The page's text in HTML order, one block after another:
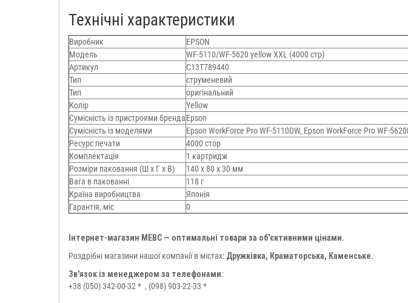
Технічні характеристики
Виробник
EPSON
Модель
WF-5110/WF-5620 yellow XXL (4000 стр)
Артикул
C13T789440
Тип
струменевий
Тип
оригінальний
Колір
Yellow
Сумісність із пристроями брендаEpson
Сумісність із моделями
Epson WorkForce Pro WF-5110DW, Epson WorkForce Pro WF-
Ресурс печати
4000 стор
Комплектація
1 картридж
Розміри паковання (Ш x Г x В)
140 x 80 x 30 мм
Вага в пакованні
118 г
Країна виробництва
Японія
Гарантія, міс
0
Інтернет-магазин МЕВС — оптимальні товари за об'єктивними цінами.
Роздрібні магазини нашої компанії в містах: Дружківка, Краматорська, Каменське.
Зв'язок із менеджером за телефонами:
+38 (050) 342-00-32 * , (098) 903-22-33 *